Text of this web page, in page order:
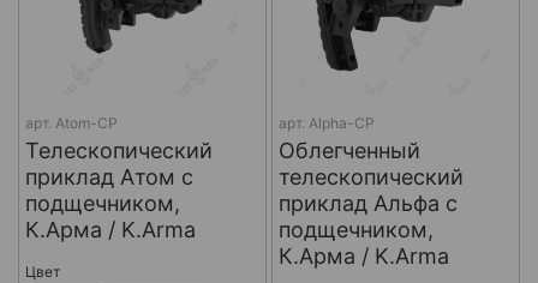
арт. Atom-CP
Телескопический
приклад Атом с
подщечником,
К.Арма / K.Arma
Цвет
арт. Alpha-CP
Облегченный
телескопический
приклад Альфа с
подщечником,
К.Арма / K.Arma